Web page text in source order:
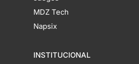
MDZ Tech
Napsix
INSTITUCIONAL